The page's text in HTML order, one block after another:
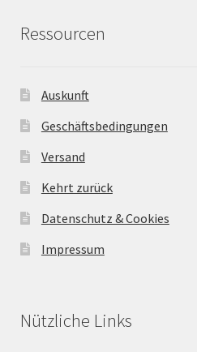
Ressourcen
Auskunft
Geschäftsbedingungen
Versand
Kehrt zurück
Datenschutz & Cookies
Impressum
Nützliche Links